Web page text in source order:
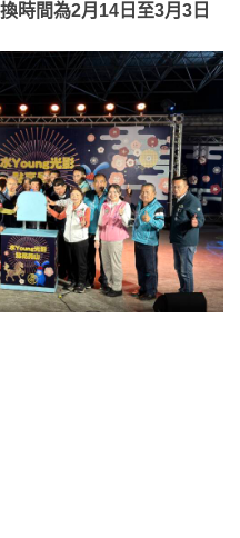
時間為2月14日至3月3日